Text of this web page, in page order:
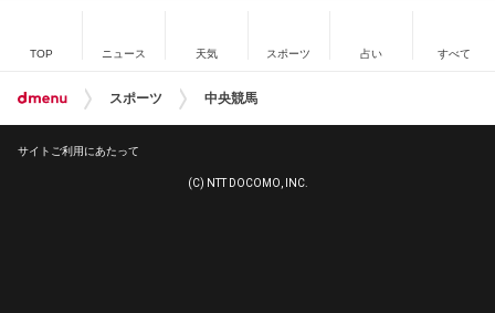
TOP ニュース 天気 スポーツ 占い すべて
スポーツ 中央競馬
サイトご利用にあたって
(C) NTT DOCOMO, INC.